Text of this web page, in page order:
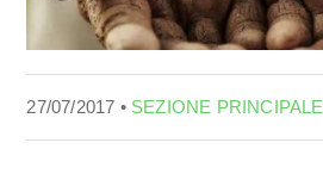
27/07/2017 • SEZIONE PRINCIPALE